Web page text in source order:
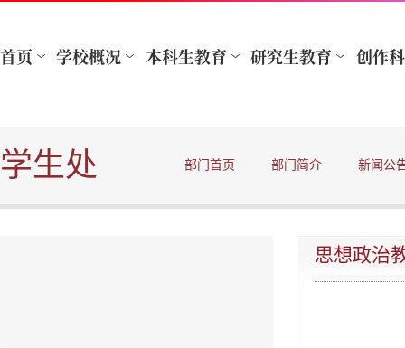
学生处 部门首页 部门简介 新闻公
思想政治